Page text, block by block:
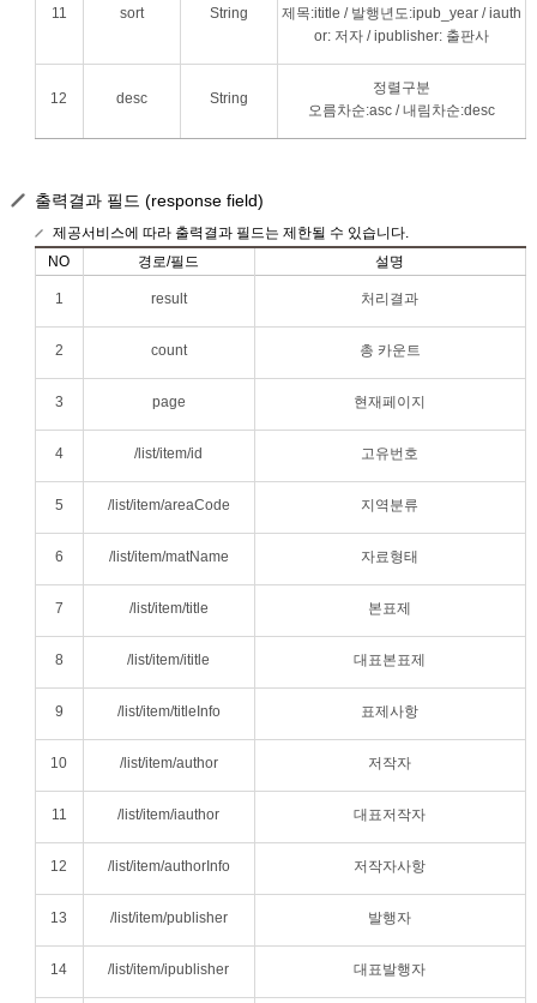
11 sort String
제목:ititle / 발행년도:ipub_year / iauth
or: 저자 / ipublisher: 출판사
12 desc String
정렬구분
오름차순:asc / 내림차순:desc
출력결과 필드 (response field)
제공서비스에 따라 출력결과 필드는 제한될 수 있습니다.
NO
경로/필드 설명
1 result 처리결과
2 count 총 카운트
3 page 현재페이지
4 /list/item/id 고유번호
5 /list/item/areaCode 지역분류
6 /list/item/matName 자료형태
7 /list/item/title 본표제
8 /list/item/ititle 대표본표제
9 /list/item/titleInfo 표제사항
10 /list/item/author 저작자
11 /list/item/iauthor 대표저작자
12 /list/item/authorInfo 저작자사항
13 /list/item/publisher 발행자
14 /list/item/ipublisher 대표발행자